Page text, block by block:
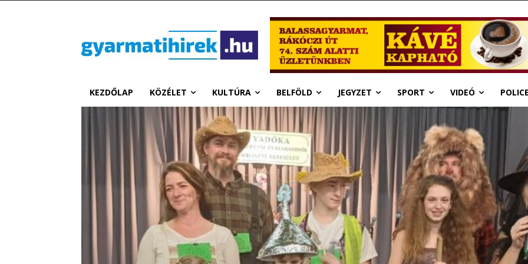
KEZDŐLAP KÖZÉLET KULTÚRA BELFÖLD JEGYZET SPORT VIDEÓ